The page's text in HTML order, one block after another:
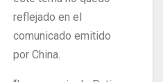
reflejado en el
comunicado emitido
por China.